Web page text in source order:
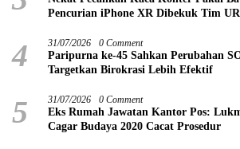
Pencurian iPhone XR Dibekuk Tim
4 31/07/2026 0 Comment
Paripurna ke-45 Sahkan Perubahan
Targetkan Birokrasi Lebih Efektif
5 31/07/2026 0 Comment
Eks Rumah Jawatan Kantor Pos:
Cagar Budaya 2020 Cacat Prosedur